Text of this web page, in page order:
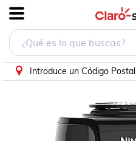
Introduce un Código Postal